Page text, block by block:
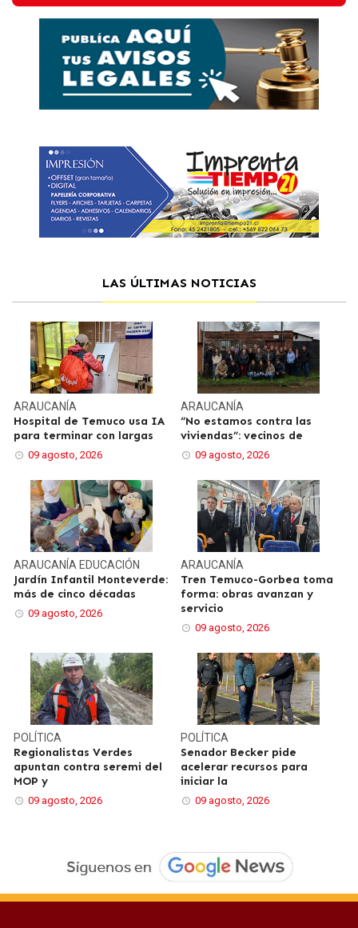
LAS ÚLTIMAS NOTICIAS
ARAUCANÍA
Hospital de Temuco usa IA
para terminar con largas
09 agosto, 2026
ARAUCANÍA
“No estamos contra las
viviendas”: vecinos de
09 agosto, 2026
ARAUCANÍA EDUCACIÓN
Jardín Infantil Monteverde:
más de cinco décadas
09 agosto, 2026
ARAUCANÍA
Tren Temuco-Gorbea toma
forma: obras avanzan y
servicio
09 agosto, 2026
POLÍTICA
Regionalistas Verdes
apuntan contra seremi del
MOP y
09 agosto, 2026
POLÍTICA
Senador Becker pide
acelerar recursos para
iniciar la
09 agosto, 2026